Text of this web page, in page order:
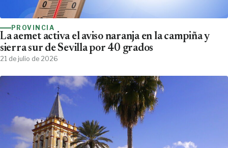
PROVINCIA
La aemet activa el aviso naranja en la campiña y
sierra sur de Sevilla por 40 grados
21 de julio de 2026